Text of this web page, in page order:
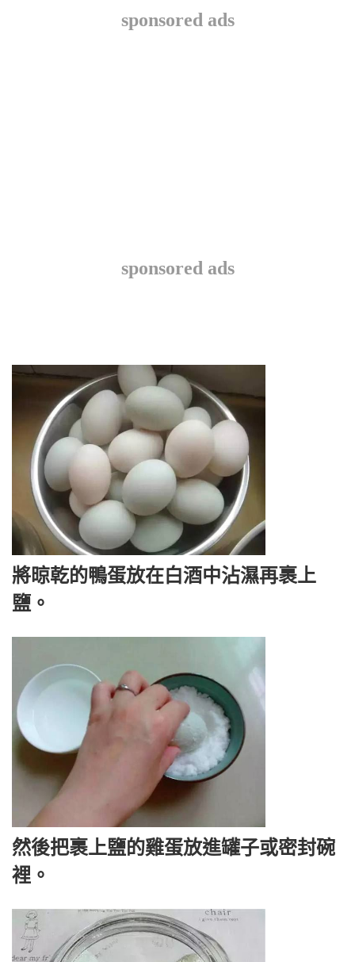
sponsored ads
sponsored ads
將晾乾的鴨蛋放在白酒中沾濕再裹上
鹽。
然後把裹上鹽的雞蛋放進罐子或密封碗
裡。